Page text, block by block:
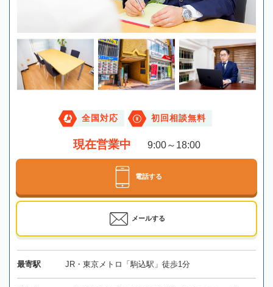
全国対応 初回相談無料
現在営業中 9:00～18:00
電話する
メールする
最寄駅 JR・東京メトロ「駒込駅」徒歩1分